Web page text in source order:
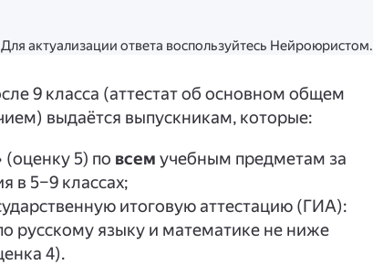
актуализации ответа воспользуйтесь Нейроюристом.
9 класса (аттестат об основном общем
выдаётся выпускникам, которые:
(оценку 5) по всем учебным предметам за
в 5–9 классах;
итоговую аттестацию (ГИА):
русскому языку и математике не ниже
4).